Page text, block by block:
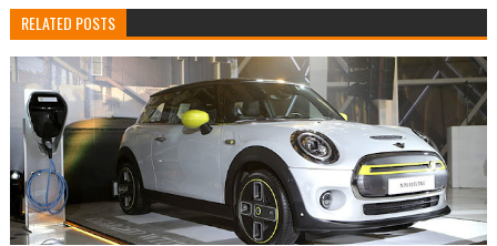
RELATED POSTS